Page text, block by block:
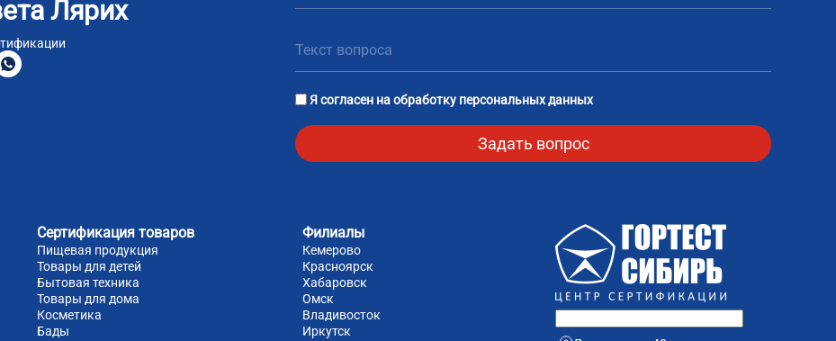
Лярих
Я согласен наобработку персональных данных
Сертификация товаров
Пищевая продукция
Товары для детей
Бытовая техника
Товары для дома
Косметика
Бады
Филиалы
Кемерово
Красноярск
Хабаровск
Омск
Владивосток
Иркутск